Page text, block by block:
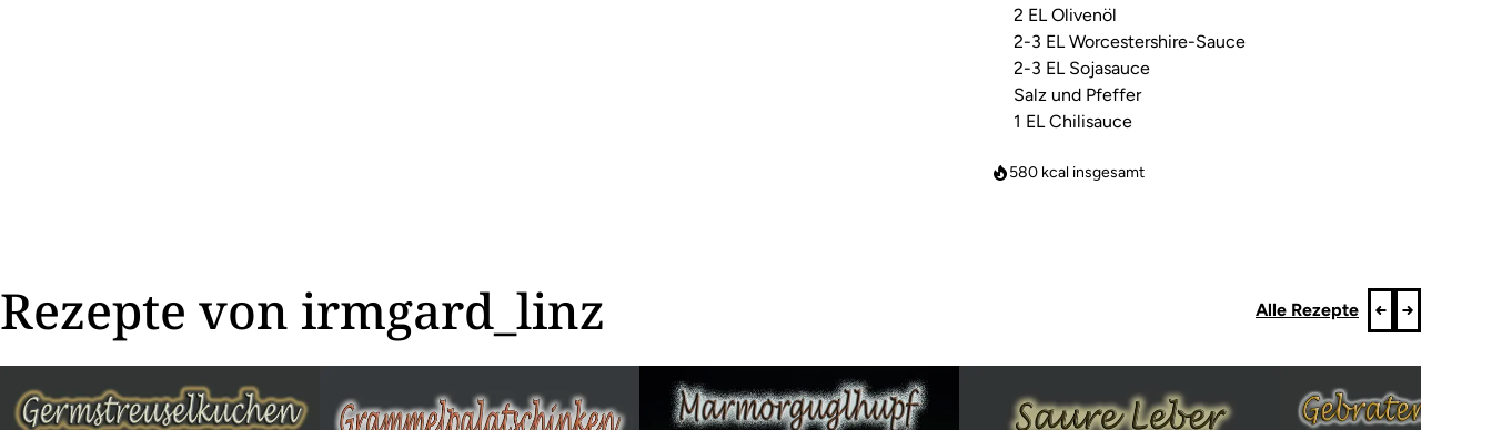
2 EL Olivenöl
2-3 EL Worcestershire-Sauce
2-3 EL Sojasauce
Salz und Pfeffer
1 EL Chilisauce
580 kcal insgesamt
Rezepte von irmgard_linz Alle Rezepte